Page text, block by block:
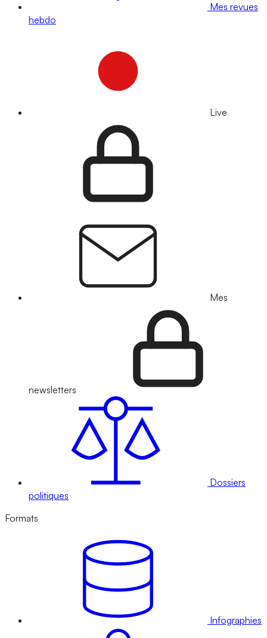
Mes revues
hebdo
Live
Mes
newsletters
Dossiers
politiques
Formats
Infographies